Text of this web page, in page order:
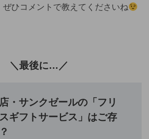
ぜひコメントで教えてくださいね
＼最後に…／
・サンクゼールの「フリ
ギフトサービス」はご存